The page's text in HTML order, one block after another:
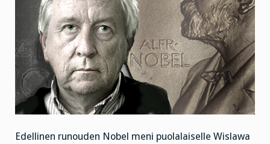
Edellinen runouden Nobel meni puolalaiselle Wislawa